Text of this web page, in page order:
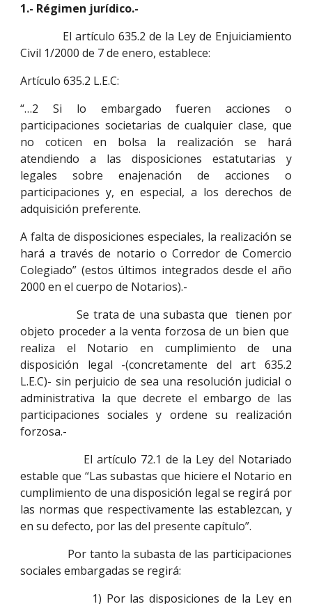
1.- Régimen jurídico.-
El artículo 635.2 de la Ley de Enjuiciamiento
Civil 1/2000 de 7 de enero, establece:
Artículo 635.2 L.E.C:
“…2 Si lo embargado fueren acciones o
participaciones societarias de cualquier clase, que
no coticen en bolsa la realización se hará
atendiendo a las disposiciones estatutarias y
legales sobre enajenación de acciones o
participaciones y, en especial, a los derechos de
adquisición preferente.
A falta de disposiciones especiales, la realización se
hará a través de notario o Corredor de Comercio
Colegiado” (estos últimos integrados desde el año
2000 en el cuerpo de Notarios).-
Se trata de una subasta que tienen por
objeto proceder a la venta forzosa de un bien que
realiza el Notario en cumplimiento de una
disposición legal -(concretamente del art 635.2
L.E.C)- sin perjuicio de sea una resolución judicial o
administrativa la que decrete el embargo de las
participaciones sociales y ordene su realización
forzosa.-
El artículo 72.1 de la Ley del Notariado
estable que “Las subastas que hiciere el Notario en
cumplimiento de una disposición legal se regirá por
las normas que respectivamente las establezcan, y
en su defecto, por las del presente capítulo”.
Por tanto la subasta de las participaciones
sociales embargadas se regirá:
1) Por las disposiciones de la Ley en